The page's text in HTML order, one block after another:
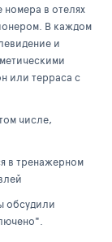
номера в отелях
В каждом
и
или терраса с
числе,
в тренажерном
обсудили